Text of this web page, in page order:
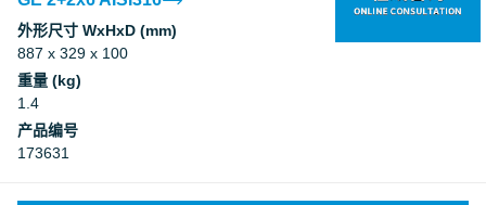
外形尺寸 WxHxD (mm)
887 x 329 x 100
重量 (kg)
1.4
产品编号
173631